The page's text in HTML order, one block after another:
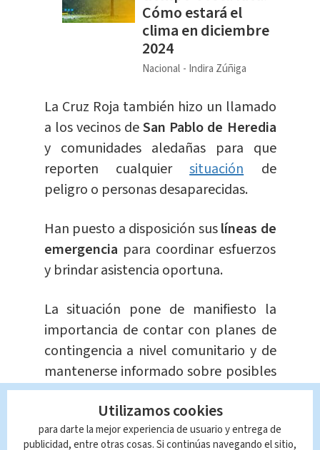
Cómo estará el
clima en diciembre
2024
Nacional Indira Zúñiga
La Cruz Roja también hizo un llamado
a los vecinos deSan Pablo de Heredia
y comunidades aledañas para que
reporten cualquiersituaciónde
peligro o personas desaparecidas.
Han puesto a disposición suslíneas de
emergencia para coordinar esfuerzos
y brindar asistencia oportuna.
La situación pone de manifiesto la
importancia de contar con planes de
contingencia a nivel comunitario y de
mantenerse informado sobre posibles
alertas meteorológicas,
especialmente en épocas lluviosas. La
colaboraciónciudadana es clave en
Utilizamos cookies
para darte la mejor experiencia de usuario y entrega de
publicidad, entre otras cosas. Si continúas navegando el sitio,